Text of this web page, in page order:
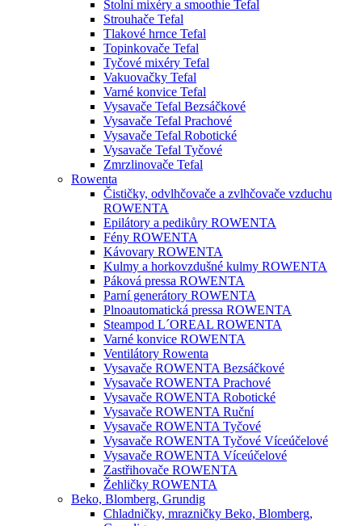
Stolní mixéry a smoothie Tefal
Strouhače Tefal
Tlakové hrnce Tefal
Topinkovače Tefal
Tyčové mixéry Tefal
Vakuovačky Tefal
Varné konvice Tefal
Vysavače Tefal Bezsáčkové
Vysavače Tefal Prachové
Vysavače Tefal Robotické
Vysavače Tefal Tyčové
Zmrzlinovače Tefal
Rowenta
Čističky, odvlhčovače a zvlhčovače vzduchu
ROWENTA
Epilátory a pedikůry ROWENTA
Fény ROWENTA
Kávovary ROWENTA
Kulmy a horkovzdušné kulmy ROWENTA
Páková pressa ROWENTA
Parní generátory ROWENTA
Plnoautomatická pressa ROWENTA
Steampod L´OREAL ROWENTA
Varné konvice ROWENTA
Ventilátory Rowenta
Vysavače ROWENTA Bezsáčkové
Vysavače ROWENTA Prachové
Vysavače ROWENTA Robotické
Vysavače ROWENTA Ruční
Vysavače ROWENTA Tyčové
Vysavače ROWENTA Tyčové Víceúčelové
Vysavače ROWENTA Víceúčelové
Zastřihovače ROWENTA
Žehličky ROWENTA
Beko, Blomberg, Grundig
Chladničky, mrazničky Beko, Blomberg,